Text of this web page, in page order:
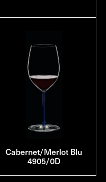
Cabernet/Merlot Blu
4905/0D